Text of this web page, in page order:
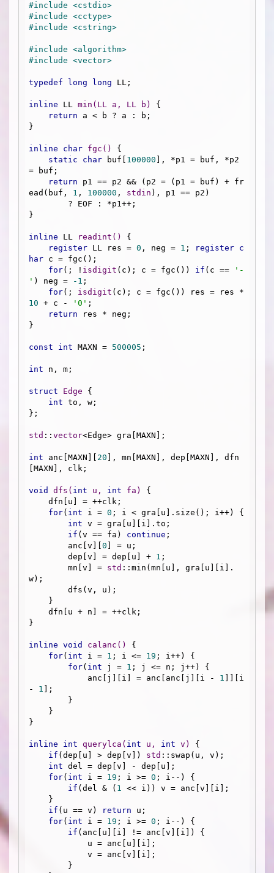
#include <cstdio>
#include <cctype>
#include <cstring>
#include <algorithm>
#include <vector>
typedef long long LL;
inline LL min (LL a, LL b)
{
return a < b ? a : b;
}
inline char fgc ()
{
static
char buf[ 100000 ], *p1 = buf, *p2
= buf;
return p1 == p2 && (p2 = (p1 = buf) + fr
ead(buf, 1 , 100000 , stdin ), p1 == p2)
}
inline LL readint ()
{
register LL res = 0 , neg = 1 ; register c
har c = fgc();
for(; ! isdigit (c); c = fgc()) if (c ==
'-
' ) neg = -1 ;
for(; isdigit
10 + c - '0' ;
return res * neg;
}
const int MAXN = 500005 ;
int n, m;
struct Edge {
int to, w;
};
std :: vector<Edge> gra[MAXN];
int anc[MAXN][ 20 ], mn[MAXN], dep[MAXN], dfn
[MAXN], clk;
void dfs ( int u, int fa)
{
for( int i = 0 ; i < gra[u].size(); i++) {
int v = gra[u][i].to;
if (v == fa) continue ;
        anc[v][
0 ] = u;
        dep[v] = dep[u] +
1 ;
        mn[v] =
std ::min(mn[u], gra[u][i].
w);
}
inline void calanc ()
{
for( int i = 1 ; i <= 19 ; i++) {
for( int j = 1 ; j <= n; j++) {
            anc[j][i] = anc[anc[j][i -
1 ]][i
- 1 ];
}
inline int querylca ( int u, int v)
{
if (dep[u] > dep[v]) std ::swap(u, v);
int del = dep[v] - dep[u];
for( int i = 19 ; i >= 0 ; i--) {
if (del & ( 1 << i)) v = anc[v][i];
if (u == v) return u;
for( int i = 19 ; i >= 0 ; i--) {
if (anc[u][i] != anc[v][i]) {